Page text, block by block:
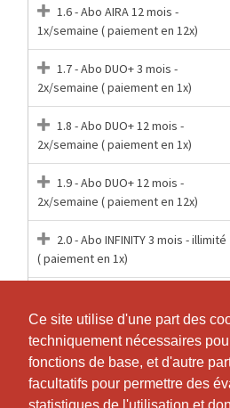
Ce site utilise d'une part des
techniquement nécessaires
fonctions de base, et d'autre
facultatifs pour permettre des
Ce site utilise d'une part des
techniquement nécessaires
fonctions de base, et d'autre
facultatifs pour permettre des
1.6 - Abo AIRA 12 mois -
1x/semaine ( paiement en 12x)
1.7 - Abo DUO+ 3 mois -
2x/semaine ( paiement en 1x)
1.8 - Abo DUO+ 12 mois -
2x/semaine ( paiement en 1x)
1.9 - Abo DUO+ 12 mois -
2x/semaine ( paiement en 12x)
2.0 - Abo INFINITY 3 mois - illimité
( paiement en 1x)
illimité ( paiement en 1x)
2.2 - Abo INFINITY 12 mois -
illimité ( paiement en 12x)